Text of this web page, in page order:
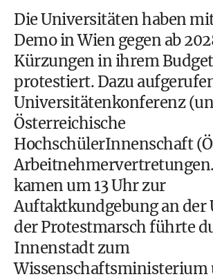
Die Universitäten haben
Demo in Wien gegen ab
Kürzungen in ihrem Budget
protestiert. Dazu
Universitätenkonferenz
Österreichische
HochschülerInnenschaft
kamen um 13 Uhr zur
Auftaktkundgebung an der
der Protestmarsch führte
Innenstadt zum
Wissenschaftsministerium